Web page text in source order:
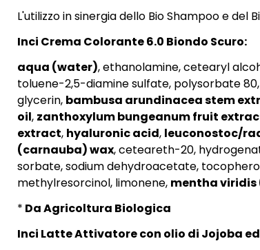
L'utilizzo in sinergia dello Bio Shampoo e
Inci Crema Colorante 6.0 Biondo Scuro:
aqua (water), ethanolamine, cetearyl
toluene-2,5-diamine sulfate, polysorbate
glycerin, bambusa arundinacea stem
oil, zanthoxylum bungeanum fruit
extract, hyaluronic acid, leuconostoc/
(carnauba) wax, ceteareth-20,
sorbate, sodium dehydroacetate,
methylresorcinol, limonene, mentha
* Da Agricoltura Biologica
Inci Latte Attivatore con olio di Jojoba